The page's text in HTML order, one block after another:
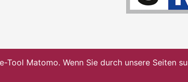
Tool Matomo. Wenn Sie durch unsere Seiten